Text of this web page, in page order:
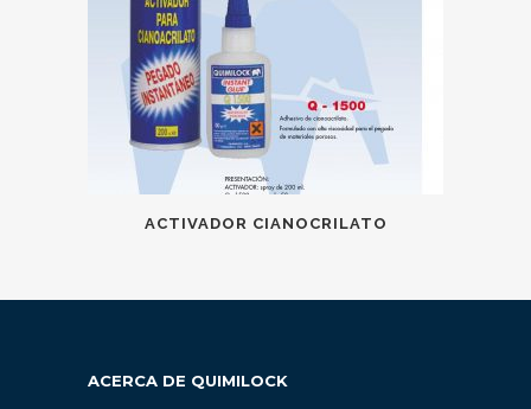
ACTIVADOR CIANOCRILATO
ACERCA DE QUIMILOCK